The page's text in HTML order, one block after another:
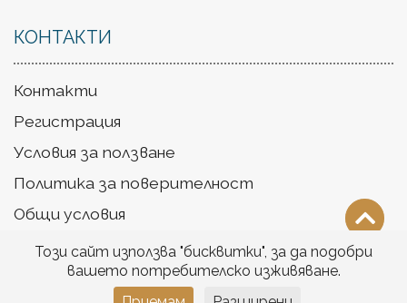
КОНТАКТИ
Контакти
Регистрация
Условия за ползване
Политика за поверителност
Общи условия
Доставка
Този сайт използва "бисквитки", за да подобри
вашето потребителско изживяване.